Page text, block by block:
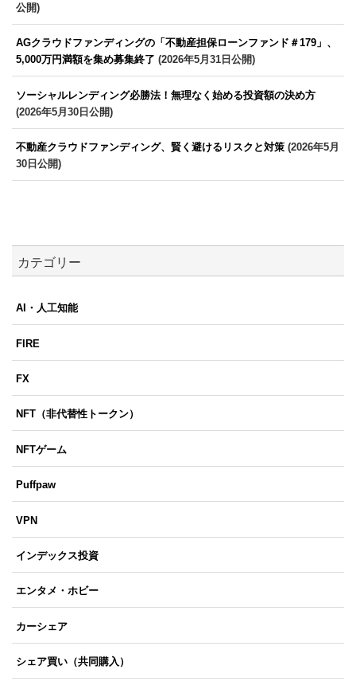
公開)
AGクラウドファンディングの「不動産担保ローンファンド＃179」、
5,000万円満額を集め募集終了 (2026年5月31日公開)
ソーシャルレンディング必勝法！無理なく始める投資額の決め方
(2026年5月30日公開)
不動産クラウドファンディング、賢く避けるリスクと対策 (2026年5月
30日公開)
カテゴリー
AI・人工知能
FIRE
FX
NFT（非代替性トークン）
NFTゲーム
Puffpaw
VPN
インデックス投資
エンタメ・ホビー
カーシェア
シェア買い（共同購入）